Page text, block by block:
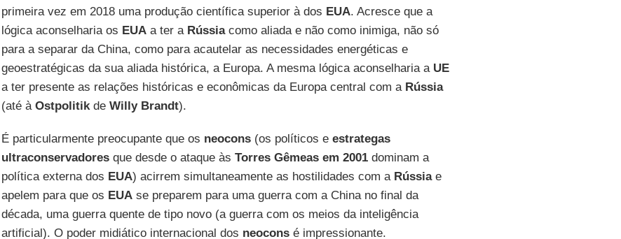
primeira vez em 2018 uma produção científica superior à dos EUA. Acresce que a
lógica aconselharia os EUAa ter a Rússiacomo aliada e não como inimiga, não só
para a separar da China, como para acautelar as necessidades energéticas e
geoestratégicas da sua aliada histórica, a Europa. A mesma lógica aconselharia a UE
a ter presente as relações históricas e econômicas da Europa central com a Rússia
(até à Ostpolitikde Willy Brandt).
É particularmente preocupante que os neocons(os políticos e estrategas
ultraconservadoresque desde o ataque às Torres Gêmeas em 2001dominam a
política externa dos EUA) acirrem simultaneamente as hostilidades com a Rússiae
apelem para que os EUAse preparem para uma guerra com a China no final da
década, uma guerra quente de tipo novo (a guerra com os meios da inteligência
artificial). O poder midiático internacional dos neoconsé impressionante.